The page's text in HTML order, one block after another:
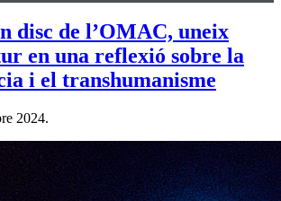
disc de l’OMAC, uneix
en una reflexió sobre la
i el transhumanisme
2024.